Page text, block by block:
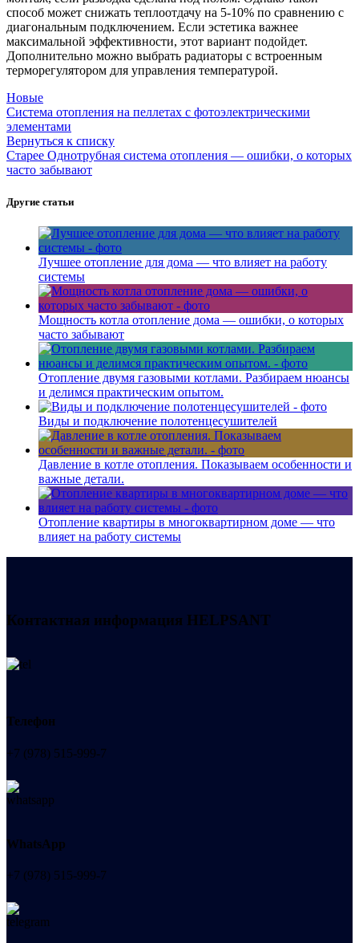
способ может снижать теплоотдачу на 5-10% по сравнению с
диагональным подключением. Если эстетика важнее
максимальной эффективности, этот вариант подойдет.
Дополнительно можно выбрать радиаторы с встроенным
терморегулятором для управления температурой.
Новые
Система отопления на пеллетах с фотоэлектрическими
элементами
Вернуться к списку
Старее Однотрубная система отопления — ошибки, о которых
часто забывают
Другие статьи
Лучшее отопление для дома — что влияет на работу
системы
Мощность котла отопление дома — ошибки, о которых
часто забывают
Отопление двумя газовыми котлами. Разбираем нюансы
и делимся практическим опытом.
Виды и подключение полотенцесушителей
Давление в котле отопления. Показываем особенности и
важные детали.
Отопление квартиры в многоквартирном доме — что
влияет на работу системы
Контактная информация HELPSANT
Телефон
+7 (978) 515-999-7
WhatsApp
+7 (978) 515-999-7